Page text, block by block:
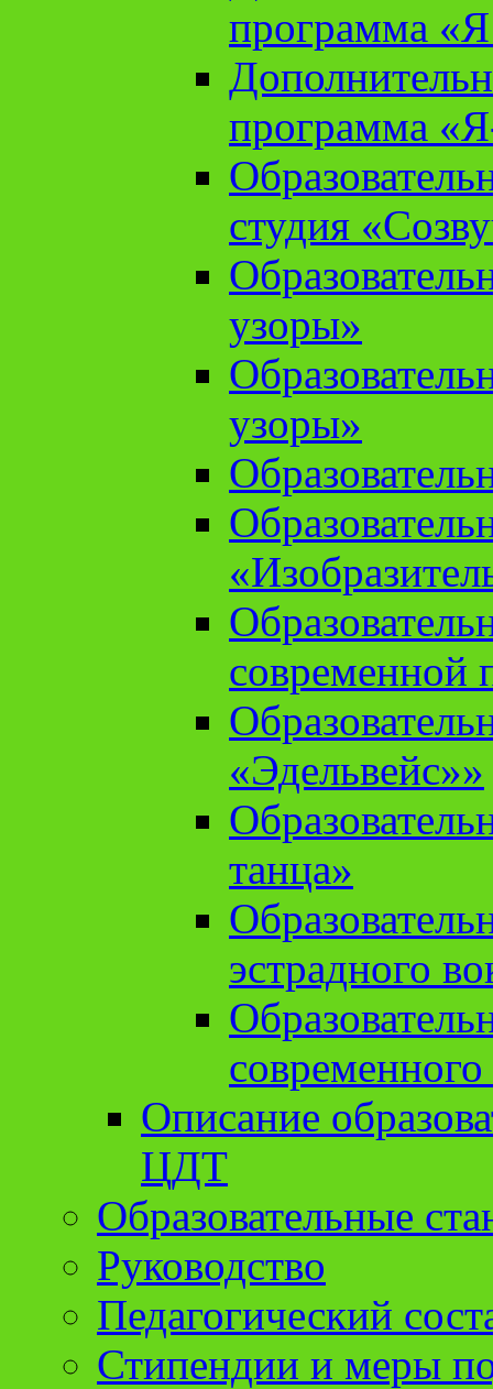
программа «Я
программа
студия
узоры»
узоры»
современной
«Эдельвейс»»
танца»
эстрадного
Описание
ЦДТ
Образовательные
Руководство
Педагогический
Стипендии и меры